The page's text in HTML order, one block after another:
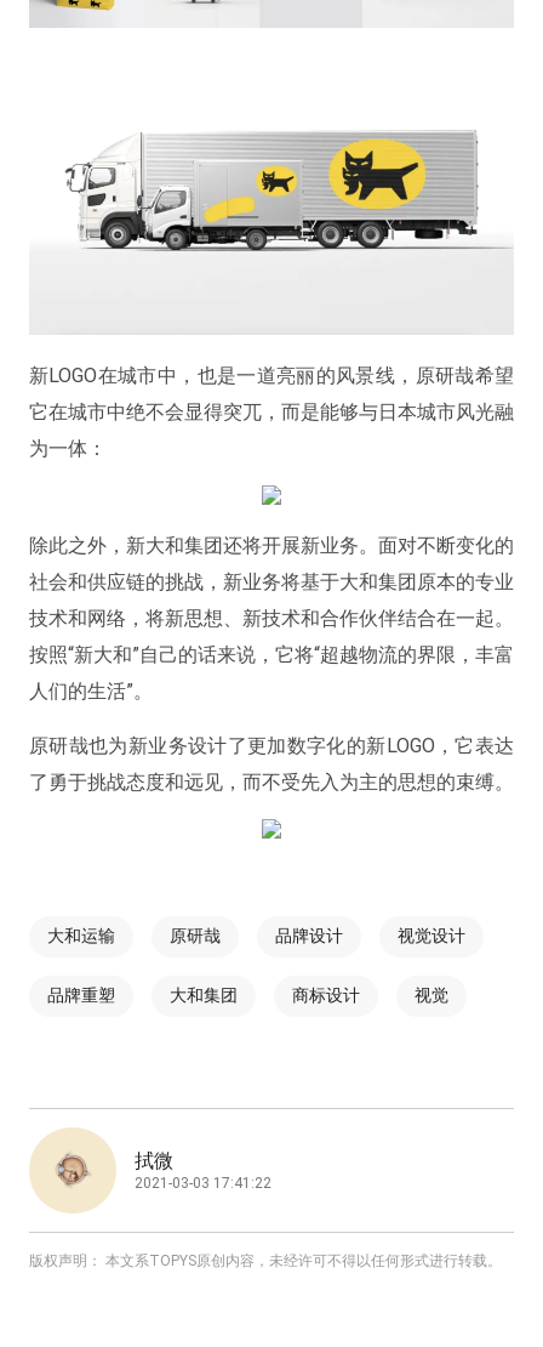
新LOGO在城市中，也是一道亮丽的风景线，原研哉希望
它在城市中绝不会显得突兀，而是能够与日本城市风光融
为一体：
除此之外，新大和集团还将开展新业务。面对不断变化的
社会和供应链的挑战，新业务将基于大和集团原本的专业
技术和网络，将新思想、新技术和合作伙伴结合在一起。
按照“新大和”自己的话来说，它将“超越物流的界限，丰富
人们的生活”。
原研哉也为新业务设计了更加数字化的新LOGO，它表达
了勇于挑战态度和远见，而不受先入为主的思想的束缚。
大和运输 原研哉 品牌设计 视觉设计
品牌重塑 大和集团 商标设计 视觉
拭微
2021-03-03 17:41:22
版权声明： 本文系TOPYS原创内容，未经许可不得以任何形式进行转载。